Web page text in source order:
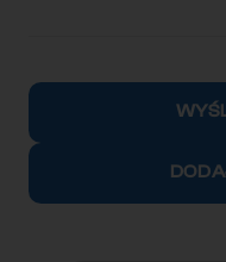
morski
(20'DC)